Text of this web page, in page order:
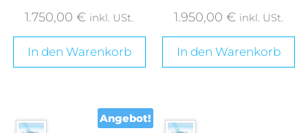
1.750,00€ inkl. USt.
In den Warenkorb
1.950,00€ inkl. USt.
In den Warenkorb
Angebot!